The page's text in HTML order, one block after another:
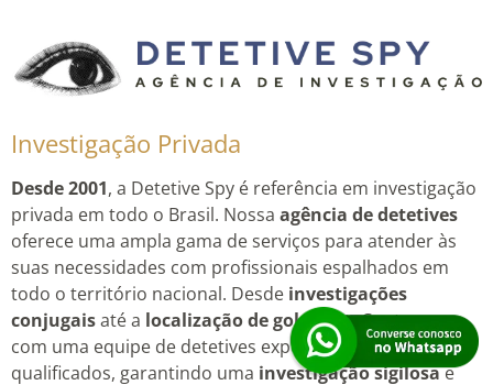
Investigação Privada
Desde 2001, a Detetive Spy é referência em investigação
privada em todo o Brasil. Nossa agência de detetives
oferece uma ampla gama de serviços para atender às
suas necessidades com profissionais espalhados em
todo o território nacional. Desde investigações
conjugaisaté a localização de golpistas. Contamos
com uma equipe de detetives experientes e altamente
qualificados, garantindo uma investigação sigilosae